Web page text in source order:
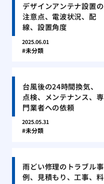
デザインアンテナ設置の
注意点、電波状況、配
線、設置角度
2025.06.01
未分類
台風後の24時間換気、
点検、メンテナンス、専
門業者への依頼
2025.05.31
未分類
雨どい修理のトラブル事
例、見積もり、工事、料